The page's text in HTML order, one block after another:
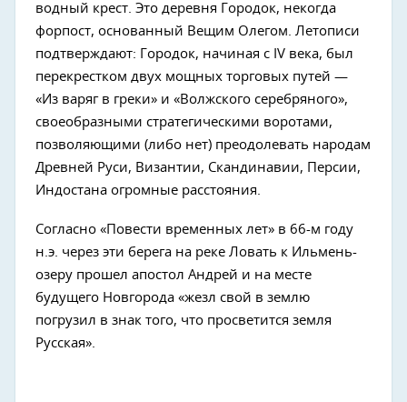
водный крест. Это деревня Городок, некогда
форпост, основанный Вещим Олегом. Летописи
подтверждают: Городок, начиная с IV века, был
перекрестком двух мощных торговых путей —
«Из варяг в греки» и «Волжского серебряного»,
своеобразными стратегическими воротами,
позволяющими (либо нет) преодолевать народам
Древней Руси, Византии, Скандинавии, Персии,
Индостана огромные расстояния.
Согласно «Повести временных лет» в 66-м году
н.э. через эти берега на реке Ловать к Ильмень-
озеру прошел апостол Андрей и на месте
будущего Новгорода «жезл свой в землю
погрузил в знак того, что просветится земля
Русская».